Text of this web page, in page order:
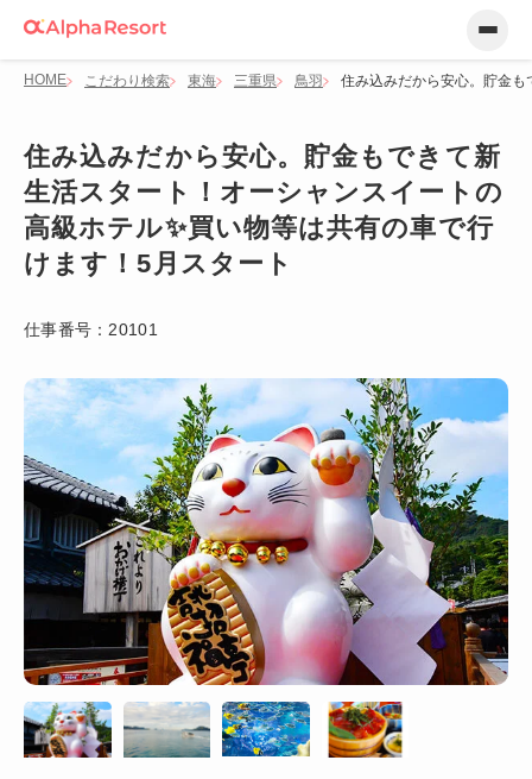
HOME こだわり検索 東海 三重県 鳥羽 住み込みだから安心。貯金
住み込みだから安心。貯金もできて新
生活スタート！オーシャンスイートの
高級ホテル✨買い物等は共有の車で行
けます！5月スタート
仕事番号： 20101